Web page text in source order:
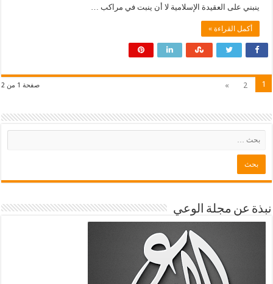
ينبني على العقيدة الإسلامية لا أن ينبت في مراكب …
أكمل القراءة »
صفحة 1 من 2 1
2
»
نبذة عن مجلة الوعي